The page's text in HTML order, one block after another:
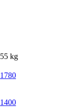
55 kg
1780
1400